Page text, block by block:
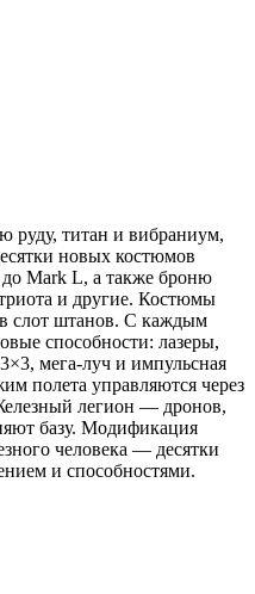
руду, титан и вибраниум,
новых костюмов
Mark L, а также броню
и другие. Костюмы
в слот штанов. С каждым
способности: лазеры,
мега-луч и импульсная
полета управляются через
легион — дронов,
базу. Модификация
человека — десятки
и способностями.